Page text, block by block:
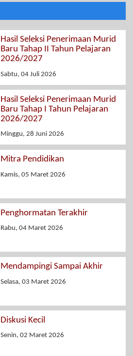
Hasil Seleksi Penerimaan Murid
Baru Tahap II Tahun Pelajaran
2026/2027
Sabtu, 04 Juli 2026
Hasil Seleksi Penerimaan Murid
Baru Tahap I Tahun Pelajaran
2026/2027
Minggu, 28 Juni 2026
Mitra Pendidikan
Kamis, 05 Maret 2026
Penghormatan Terakhir
Rabu, 04 Maret 2026
Mendampingi Sampai Akhir
Selasa, 03 Maret 2026
Diskusi Kecil
Senin, 02 Maret 2026